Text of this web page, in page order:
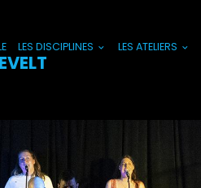
LES DISCIPLINES LES ATELIERS